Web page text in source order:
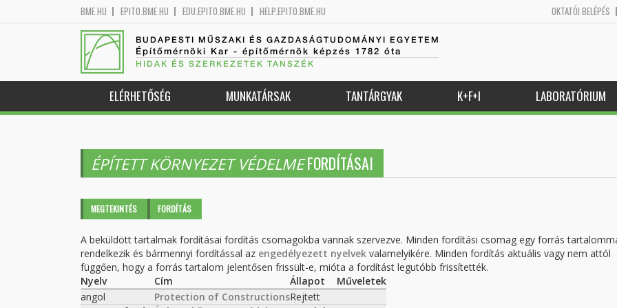
BME.HU EPITO.BME.HU EDU.EPITO.BME.HU HELP.EPITO.BME.HU OKTATÓI BELÉPÉS
BUDAPESTI MŰSZAKI ÉS GAZDASÁGTUDOMÁNYI EGYETEM
Építőmérnöki Kar - építőmérnök képzés 1782 óta
HIDAK ÉS SZERKEZETEK TANSZÉK
ELÉRHETŐSÉG MUNKATÁRSAK TANTÁRGYAK K+F+I LABORATÓRIUM
ÉPÍTETT KÖRNYEZET VÉDELMEFORDÍTÁSAI
Elsődleges fülek
MEGTEKINTÉS FORDÍTÁS
A beküldött tartalmak fordításai fordítás csomagokba vannak szervezve. Minden fordítási csomag egy forrás
rendelkezik és bármennyi fordítással az engedélyezett nyelvek valamelyikére. Minden fordítás aktuális vagy nem attól
függően, hogy a forrás tartalom jelentősen frissült-e, mióta a fordítást legutóbb frissítették.
Nyelv
Cím Állapot
Műveletek
angol
Protection of ConstructionsRejtett